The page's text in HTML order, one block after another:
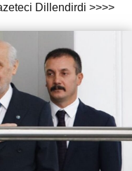
Dillendirdi >>>>